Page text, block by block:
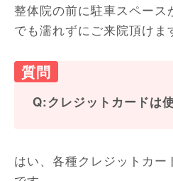
整体院の前に駐車スペース
でも濡れずにご来院頂けま
Q:クレジットカードは
はい、各種クレジットカ